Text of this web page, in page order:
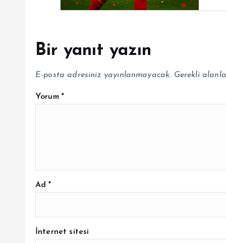
Bir yanıt yazın
E-posta adresiniz yayınlanmayacak. Gerekli
Yorum *
Ad*
İnternet sitesi